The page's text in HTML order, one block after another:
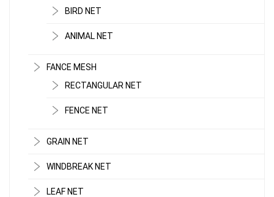
BIRD NET
ANIMAL NET
FANCE MESH
RECTANGULAR NET
FENCE NET
GRAIN NET
WINDBREAK NET
LEAF NET